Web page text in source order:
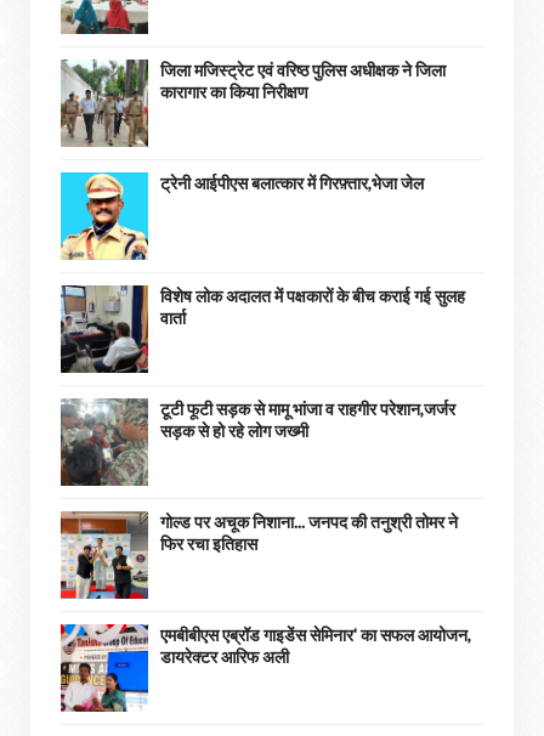
जिला मजिस्ट्रेट एवं वरिष्ठ पुलिस अधीक्षक ने जिला
कारागार का किया निरीक्षण
ट्रेनी आईपीएस बलात्कार में गिरफ़्तार,भेजा जेल
विशेष लोक अदालत में पक्षकारों के बीच कराई गई सुलह
वार्ता
टूटी फूटी सड़क से मामू भांजा व राहगीर परेशान,जर्जर
सड़क से हो रहे लोग जख्मी
गोल्ड पर अचूक निशाना... जनपद की तनुश्री तोमर ने
फिर रचा इतिहास
एमबीबीएस एब्रॉड गाइडेंस सेमिनार' का सफल आयोजन,
डायरेक्टर आरिफ अली